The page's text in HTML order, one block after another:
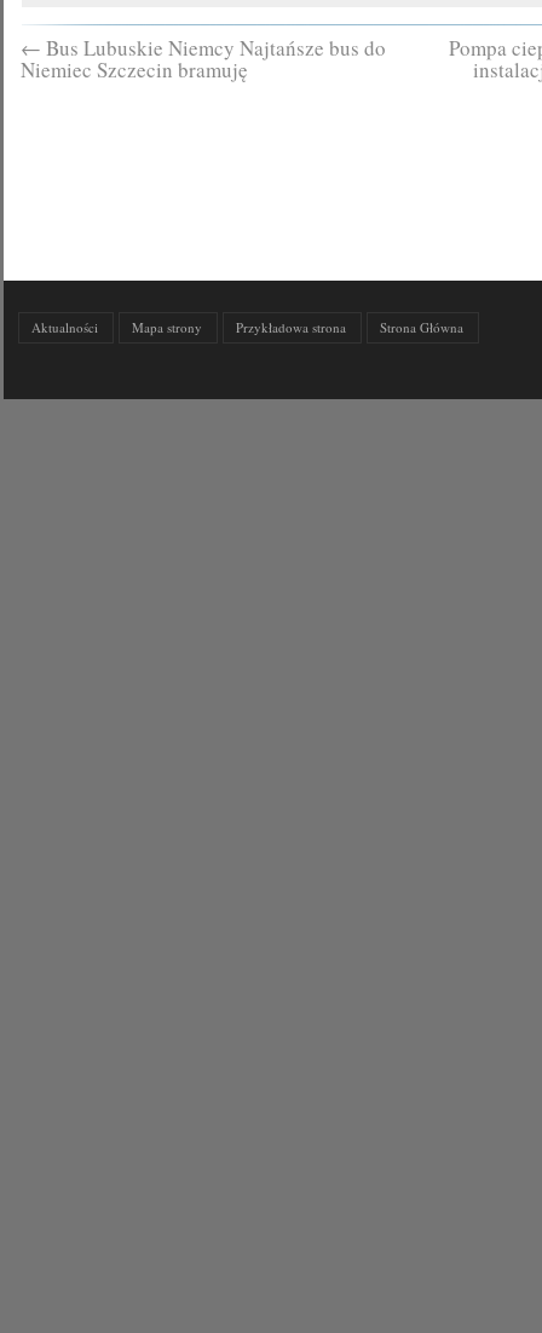
← Bus Lubuskie Niemcy Najtańsze bus do
Niemiec Szczecin bramuję
Pompa
Aktualności Mapa strony Przykładowa strona Strona Główna